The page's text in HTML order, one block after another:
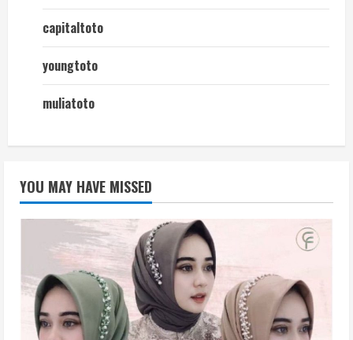
capitaltoto
youngtoto
muliatoto
YOU MAY HAVE MISSED